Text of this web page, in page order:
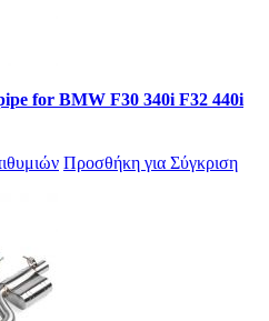
for BMW F30 340i F32 440i
Προσθήκη για Σύγκριση